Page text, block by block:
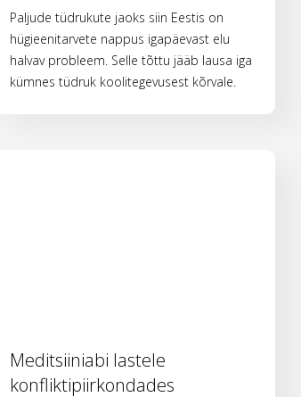
Paljude tüdrukute jaoks siin Eestis on
hügieenitarvete nappus igapäevast elu
halvav probleem. Selle tõttu jääb lausa iga
kümnes tüdruk koolitegevusest kõrvale.
Meditsiiniabi lastele
konfliktipiirkondades